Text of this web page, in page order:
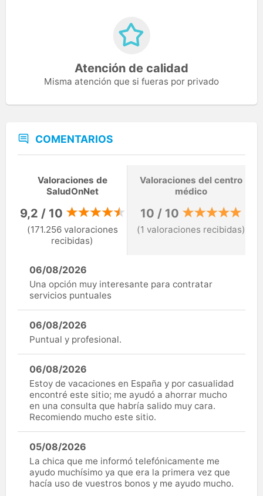
Atención de calidad
Misma atención que si fueras por privado
COMENTARIOS
Valoraciones de
SaludOnNet
9,2 / 10
(171.256 valoraciones
recibidas)
Valoraciones del centro
médico
10 / 10
(1 valoraciones recibidas)
06/08/2026
Una opción muy interesante para contratar
servicios puntuales
06/08/2026
Puntual y profesional.
06/08/2026
Estoy de vacaciones en España y por casualidad
encontré este sitio; me ayudó a ahorrar mucho
en una consulta que habría salido muy cara.
Recomiendo mucho este sitio.
05/08/2026
La chica que me informó telefónicamente me
ayudo muchísimo ya que era la primera vez que
hacía uso de vuestros bonos y me ayudo mucho.